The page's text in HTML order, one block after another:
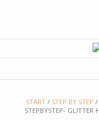
START/ STEP BY STEP /
STEPBYSTEP- GLITTER